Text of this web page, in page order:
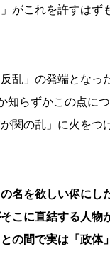
がこれを許すはず
乱」の発端となっ
知らずかこの点に
関の乱」に火をつ
名を欲しい侭にし
こに直結する人物
の間で実は「政体